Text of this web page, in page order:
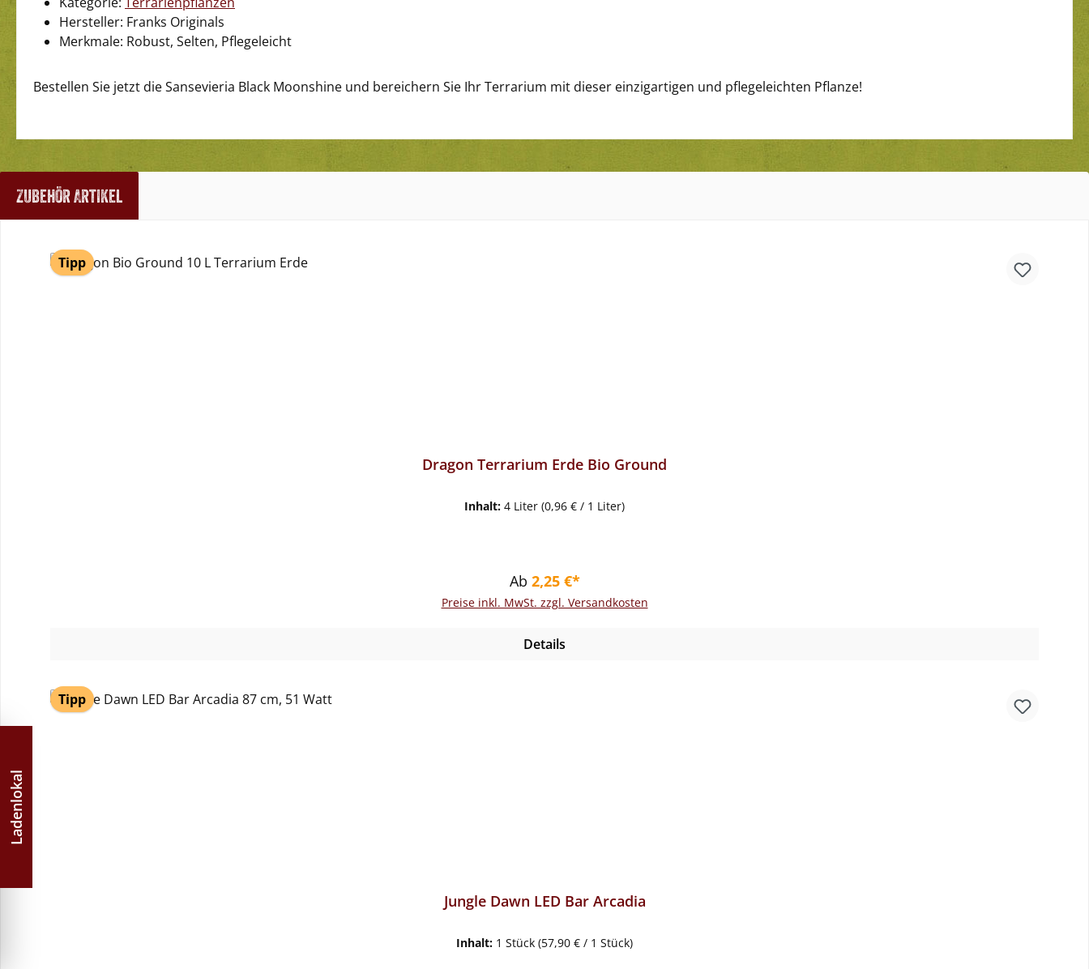
Hersteller: Franks Originals
Merkmale: Robust, Selten, Pflegeleicht
Bestellen Sie jetzt die Sansevieria Black Moonshine und bereichern Sie Ihr Terrarium mit dieser einzigartigen und pflegeleichten Pflanze!
Zubehör Artikel
Produktgalerie überspringen
Tipp
Dragon Terrarium Erde Bio Ground
Inhalt: 4 Liter (0,96 € / 1 Liter)
Regulärer Preis:
Ab 2,25 €*
Preise inkl. MwSt. zzgl. Versandkosten
Details
Tipp
Jungle Dawn LED Bar Arcadia
Inhalt: 1 Stück (57,90 € / 1 Stück)
Ladenlokal